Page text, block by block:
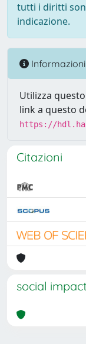
tutti i diritti
indicazione.
Informazioni
Utilizza
link a questo
https://
Citazioni
social impact